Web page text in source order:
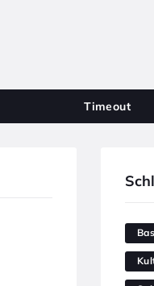
Timeout